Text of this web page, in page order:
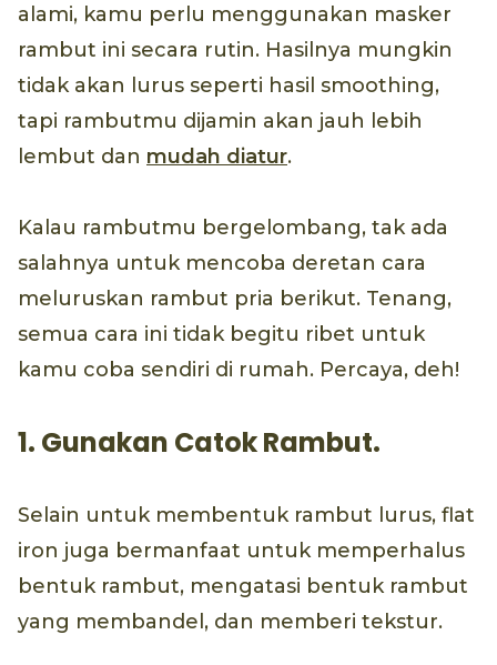
alami, kamu perlu menggunakan masker
rambut ini secara rutin. Hasilnya mungkin
tidak akan lurus seperti hasil smoothing,
tapi rambutmu dijamin akan jauh lebih
lembut dan mudah diatur.
Kalau rambutmu bergelombang, tak ada
salahnya untuk mencoba deretan cara
meluruskan rambut pria berikut. Tenang,
semua cara ini tidak begitu ribet untuk
kamu coba sendiri di rumah. Percaya, deh!
1. Gunakan Catok Rambut.
Selain untuk membentuk rambut lurus, flat
iron juga bermanfaat untuk memperhalus
bentuk rambut, mengatasi bentuk rambut
yang membandel, dan memberi tekstur.